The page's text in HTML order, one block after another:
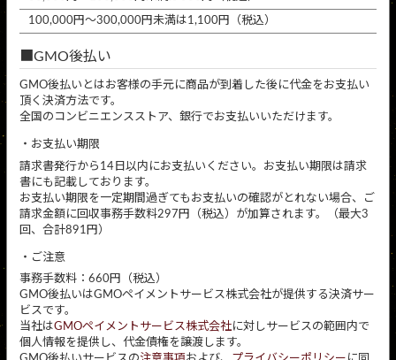
100,000円～300,000円未満は1,100円（税込）
GMO後払い
GMO後払いとはお客様の手元に商品が到着した後に代金をお支払い
頂く決済方法です。
全国のコンビニエンスストア、銀行でお支払いいただけます。
お支払い期限
請求書発行から14日以内にお支払いください。お支払い期限は請求
書にも記載しております。
お支払い期限を一定期間過ぎてもお支払いの確認がとれない場合、ご
請求金額に回収事務手数料297円（税込）が加算されます。（最大3
回、合計891円）
ご注意
事務手数料：660円（税込）
GMO後払いはGMOペイメントサービス株式会社が提供する決済サー
ビスです。
当社はGMOペイメントサービス株式会社に対しサービスの範囲内で
個人情報を提供し、代金債権を譲渡します。